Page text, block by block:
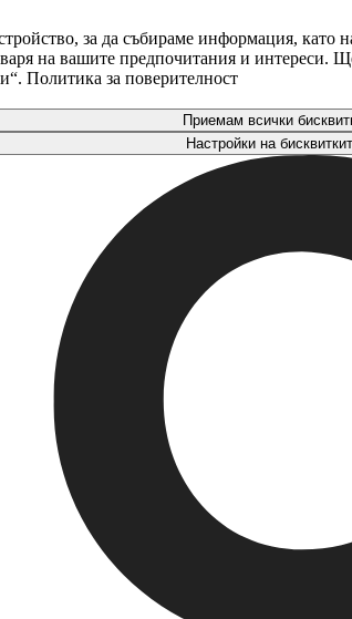
за да събираме информация,
на вашите предпочитания и
Политика за поверителност
Приемам всички
Настройки на